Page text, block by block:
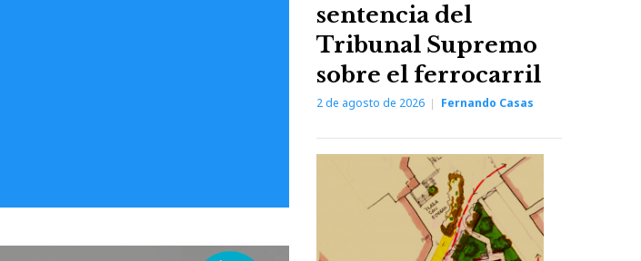
sentencia del
Tribunal Supremo
sobre el ferrocarril
2 de agosto de 2026 Fernando Casas